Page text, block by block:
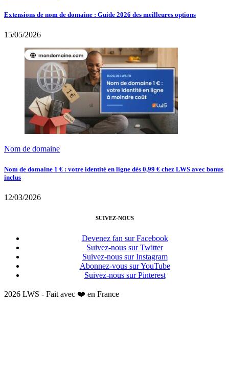
Extensions de nom de domaine : Guide 2026 des meilleures options
15/05/2026
Nom de domaine
Nom de domaine 1 € : votre identité en ligne dès 0,99 € chez LWS avec bonus
inclus
12/03/2026
SUIVEZ-NOUS
Devenez fan sur Facebook
Suivez-nous sur Twitter
Suivez-nous sur Instagram
Abonnez-vous sur YouTube
Suivez-nous sur Pinterest
2026 LWS - Fait avec ❤️ en France